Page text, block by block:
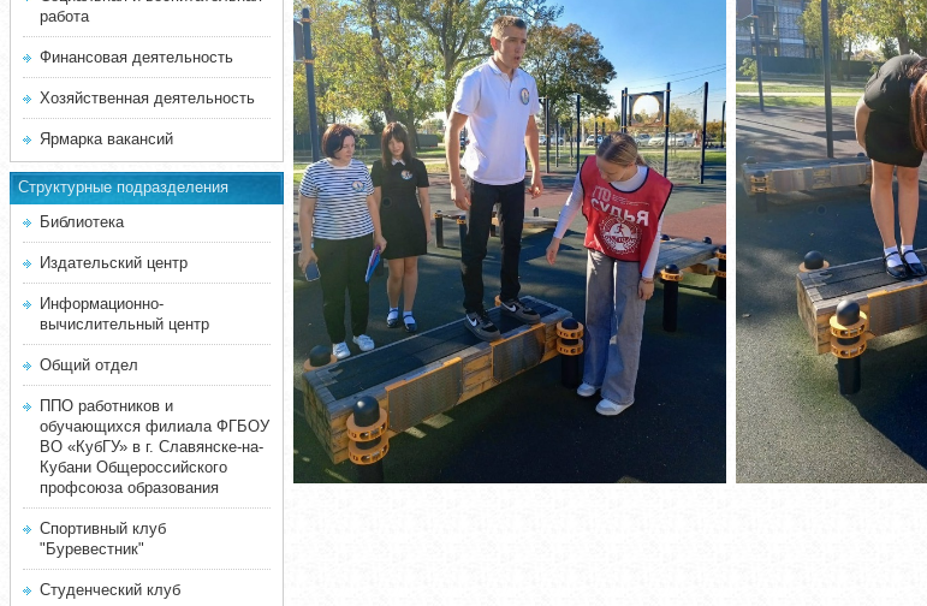
работа
Финансовая деятельность
Хозяйственная деятельность
Ярмарка вакансий
Структурные подразделения
Библиотека
Издательский центр
Информационно-
вычислительный центр
Общий отдел
ППО работников и
обучающихся филиала ФГБОУ
ВО «КубГУ» в г. Славянске-на-
Кубани Общероссийского
профсоюза образования
Спортивный клуб
"Буревестник"
Студенческий клуб